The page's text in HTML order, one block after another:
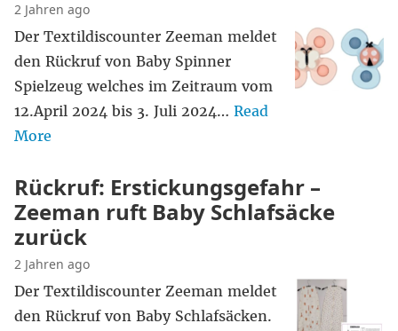
2 Jahren ago
Der Textildiscounter Zeeman meldet
den Rückruf von Baby Spinner
Spielzeug welches im Zeitraum vom
12.April 2024 bis 3. Juli 2024… Read
More
Rückruf: Erstickungsgefahr –
Zeeman ruft Baby Schlafsäcke
zurück
2 Jahren ago
Der Textildiscounter Zeeman meldet
den Rückruf von Baby Schlafsäcken.